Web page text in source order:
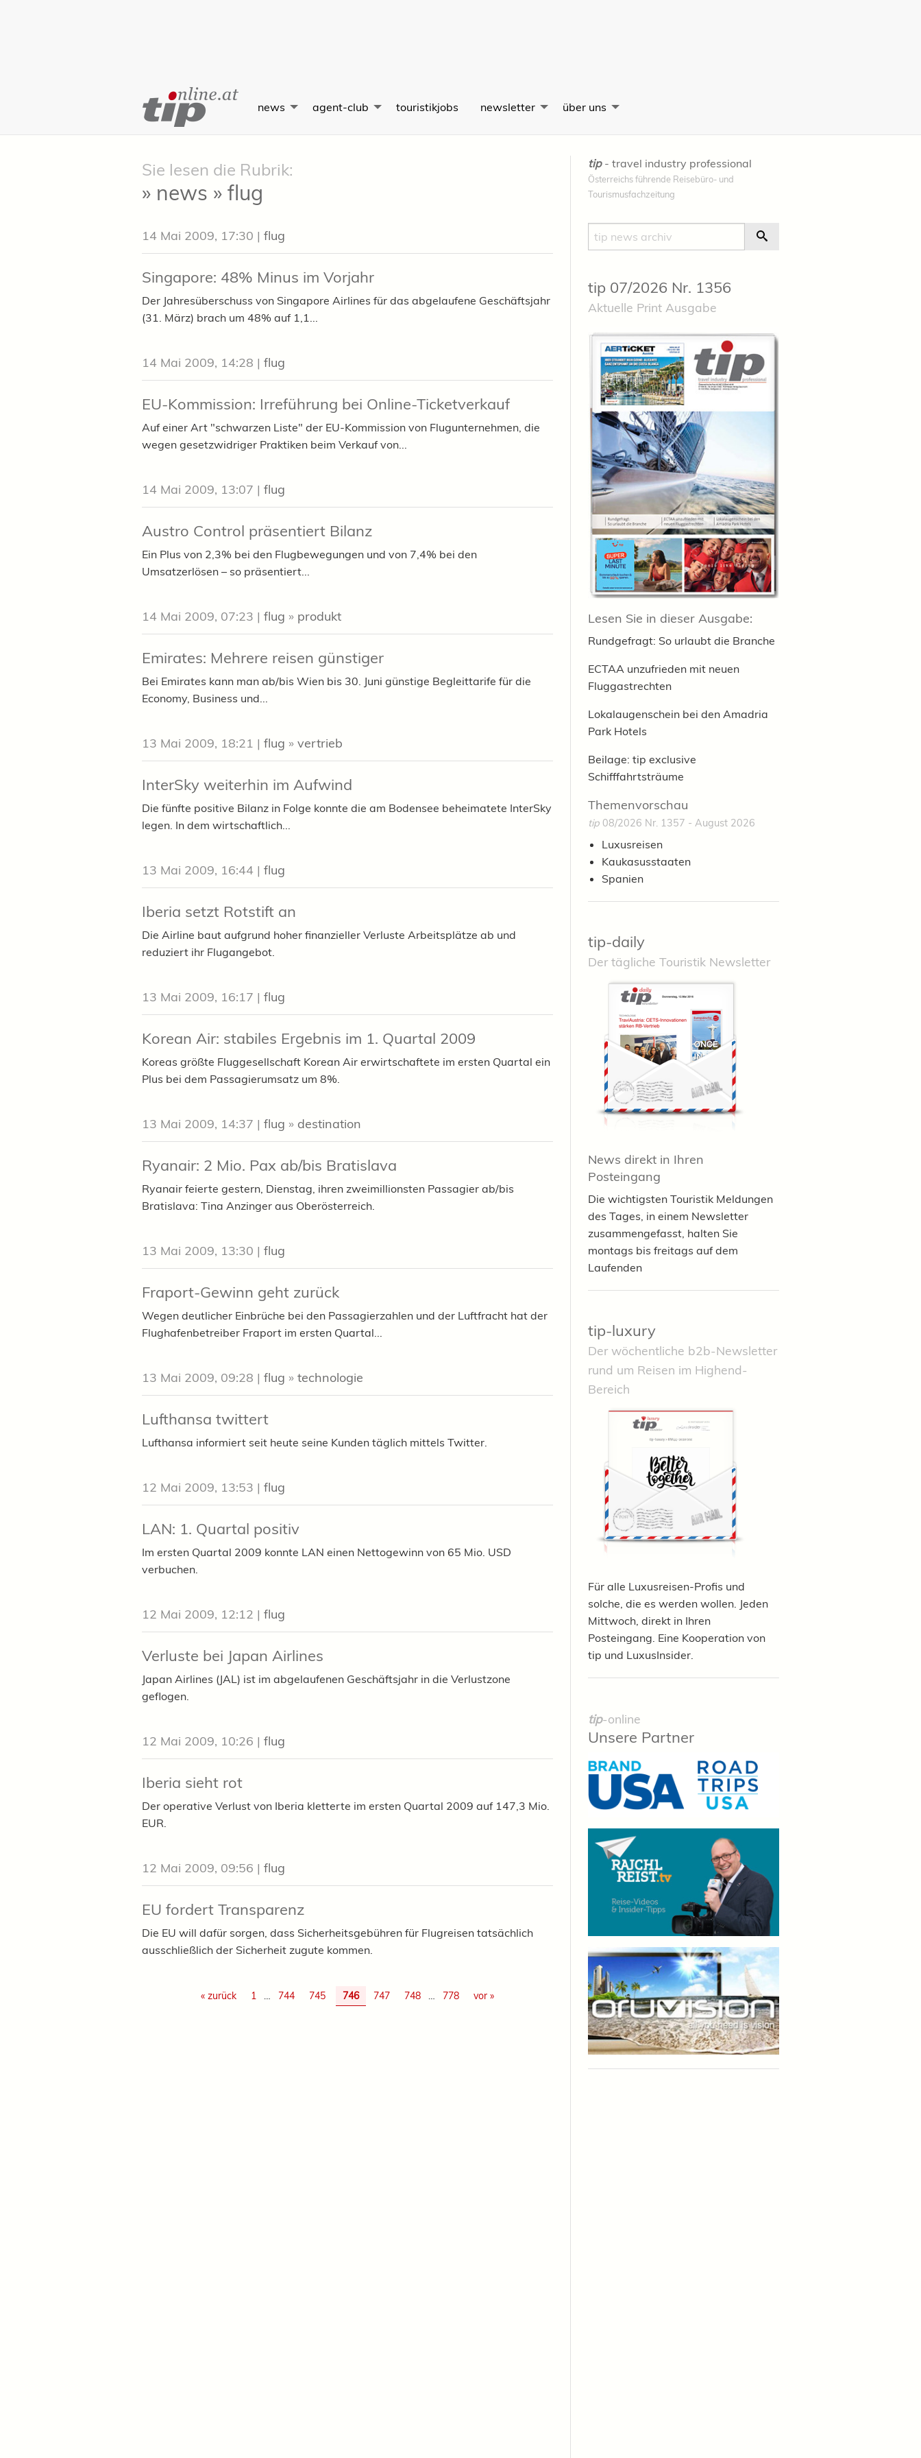
Content
news agent-club touristikjobs newsletter über uns
Sie lesen die Rubrik:
» news » flug
14 Mai 2009, 17:30 | flug
Singapore: 48% Minus im Vorjahr
Der Jahresüberschuss von Singapore Airlines für das abgelaufene Geschäftsjahr
(31. März) brach um 48% auf 1,1...
14 Mai 2009, 14:28 | flug
EU-Kommission: Irreführung bei Online-Ticketverkauf
Auf einer Art "schwarzen Liste" der EU-Kommission von Flugunternehmen, die
wegen gesetzwidriger Praktiken beim Verkauf von...
14 Mai 2009, 13:07 | flug
Austro Control präsentiert Bilanz
Ein Plus von 2,3% bei den Flugbewegungen und von 7,4% bei den
Umsatzerlösen – so präsentiert...
14 Mai 2009, 07:23 | flug » produkt
Emirates: Mehrere reisen günstiger
Bei Emirates kann man ab/bis Wien bis 30. Juni günstige Begleittarife für die
Economy, Business und...
13 Mai 2009, 18:21 | flug » vertrieb
InterSky weiterhin im Aufwind
Die fünfte positive Bilanz in Folge konnte die am Bodensee beheimatete InterSky
legen. In dem wirtschaftlich...
13 Mai 2009, 16:44 | flug
Iberia setzt Rotstift an
Die Airline baut aufgrund hoher finanzieller Verluste Arbeitsplätze ab und
reduziert ihr Flugangebot.
13 Mai 2009, 16:17 | flug
Korean Air: stabiles Ergebnis im 1. Quartal 2009
Koreas größte Fluggesellschaft Korean Air erwirtschaftete im ersten Quartal ein
Plus bei dem Passagierumsatz um 8%.
13 Mai 2009, 14:37 | flug » destination
Ryanair: 2 Mio. Pax ab/bis Bratislava
Ryanair feierte gestern, Dienstag, ihren zweimillionsten Passagier ab/bis
Bratislava: Tina Anzinger aus Oberösterreich.
13 Mai 2009, 13:30 | flug
Fraport-Gewinn geht zurück
Wegen deutlicher Einbrüche bei den Passagierzahlen und der Luftfracht hat der
Flughafenbetreiber Fraport im ersten Quartal...
13 Mai 2009, 09:28 | flug » technologie
Lufthansa twittert
Lufthansa informiert seit heute seine Kunden täglich mittels Twitter.
12 Mai 2009, 13:53 | flug
LAN: 1. Quartal positiv
Im ersten Quartal 2009 konnte LAN einen Nettogewinn von 65 Mio. USD
verbuchen.
12 Mai 2009, 12:12 | flug
Verluste bei Japan Airlines
Japan Airlines (JAL) ist im abgelaufenen Geschäftsjahr in die Verlustzone
geflogen.
12 Mai 2009, 10:26 | flug
Iberia sieht rot
Der operative Verlust von Iberia kletterte im ersten Quartal 2009 auf 147,3 Mio.
EUR.
12 Mai 2009, 09:56 | flug
EU fordert Transparenz
Die EU will dafür sorgen, dass Sicherheitsgebühren für Flugreisen tatsächlich
ausschließlich der Sicherheit zugute kommen.
« zurück 1 … 744 745 746 747 748 … 778 vor »
tip- travel industry professional
Österreichs führende Reisebüro- und
Tourismusfachzeitung
Suche
tip 07/2026 Nr. 1356
Aktuelle Print Ausgabe
Lesen Sie in dieser Ausgabe:
Rundgefragt: So urlaubt die Branche
ECTAA unzufrieden mit neuen
Fluggastrechten
Lokalaugenschein bei den Amadria
Park Hotels
Beilage: tip exclusive
Schifffahrtsträume
Themenvorschau
tip 08/2026 Nr. 1357 - August 2026
Luxusreisen
Kaukasusstaaten
Spanien
tip-daily
Der tägliche Touristik Newsletter
News direkt in Ihren
Posteingang
Die wichtigsten Touristik Meldungen
des Tages, in einem Newsletter
zusammengefasst, halten Sie
montags bis freitags auf dem
Laufenden
tip-luxury
Der wöchentliche b2b-Newsletter
rund um Reisen im Highend-
Bereich
Für alle Luxusreisen-Profis und
solche, die es werden wollen. Jeden
Mittwoch, direkt in Ihren
Posteingang. Eine Kooperation von
tip und LuxusInsider.
tip-online
Unsere Partner